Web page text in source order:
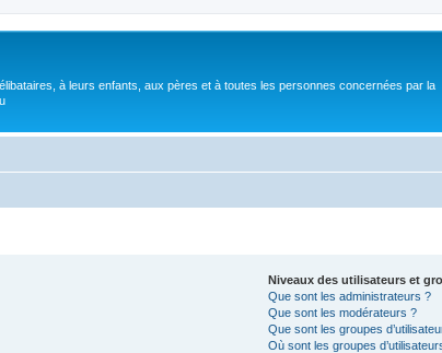
à leurs enfants, aux pères et à toutes les personnes concernées par la
Niveaux des utilisateurs et
Que sont les administrateurs ?
Que sont les modérateurs ?
Que sont les groupes
Où sont les groupes